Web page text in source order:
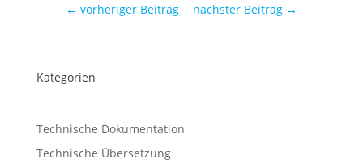
← vorheriger Beitrag nächster Beitrag →
Kategorien
Technische Dokumentation
Technische Übersetzung